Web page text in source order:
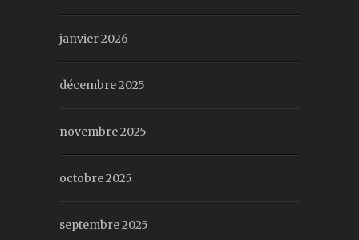
janvier 2026
décembre 2025
novembre 2025
octobre 2025
septembre 2025